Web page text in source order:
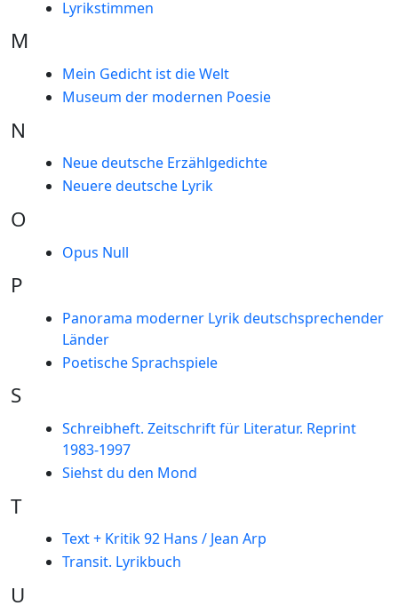
Lyrikstimmen
M
Mein Gedicht ist die Welt
Museum der modernen Poesie
N
Neue deutsche Erzählgedichte
Neuere deutsche Lyrik
O
Opus Null
P
Panorama moderner Lyrik deutschsprechender
Länder
Poetische Sprachspiele
S
Schreibheft. Zeitschrift für Literatur. Reprint
1983-1997
Siehst du den Mond
T
Text + Kritik 92 Hans / Jean Arp
Transit. Lyrikbuch
U